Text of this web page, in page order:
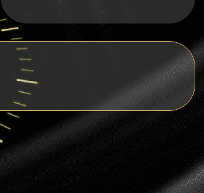
Tron
Notcoin (NOT)
BNB BEP20
Stellar